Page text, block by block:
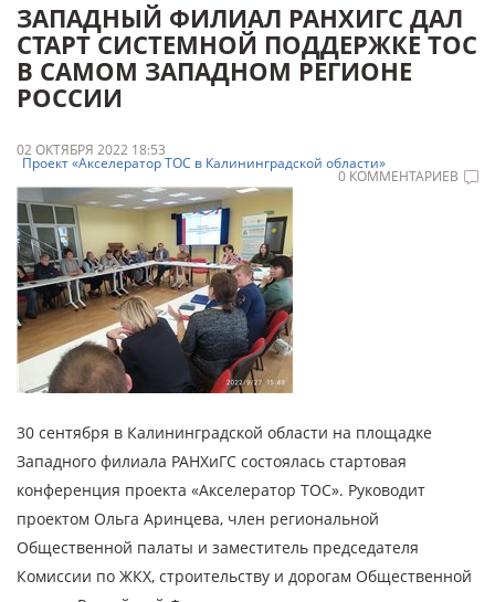
ЗАПАДНЫЙ ФИЛИАЛ РАНХИГС ДАЛ
СТАРТ СИСТЕМНОЙ ПОДДЕРЖКЕ ТОС
В САМОМ ЗАПАДНОМ РЕГИОНЕ
РОССИИ
02 ОКТЯБРЯ 2022 18:53
Проект «Акселератор ТОС в Калининградской области»
0 КОММЕНТАРИЕВ
30 сентября в Калининградской области на площадке
Западного филиала РАНХиГС состоялась стартовая
конференция проекта «Акселератор ТОС». Руководит
проектом Ольга Аринцева, член региональной
Общественной палаты и заместитель председателя
Комиссии по ЖКХ, строительству и дорогам Общественной